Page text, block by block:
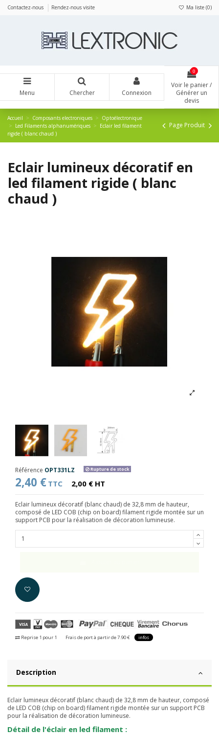
Contactez-nous Rendez-nous visite Ma liste (0)
Menu Chercher Connexion
0
Voir le panier /
Générer un
devis
Accueil Composants electroniques
Optoélectronique
Led Filaments alphanumériques
Eclair led filament
rigide ( blanc chaud )
Page Produit
Eclair lumineux décoratif en
led filament rigide ( blanc
chaud )
Référence OPT331LZ Rupture de stock
2,40 € TTC 2,00 € HT
Eclair lumineux décoratif (blanc chaud) de 32,8 mm de hauteur,
composé de LED COB (chip on board) filament rigide montée sur un
support PCB pour la réalisation de décoration lumineuse.
Reprise 1 pour 1 Frais de port à partir de 7.90 € infos
Description
Eclair lumineux décoratif (blanc chaud) de 32,8 mm de hauteur, composé
de LED COB (chip on board) filament rigide montée sur un support PCB
pour la réalisation de décoration lumineuse.
Détail de l'éclair en led filament :
Panneau de gestion des cookies